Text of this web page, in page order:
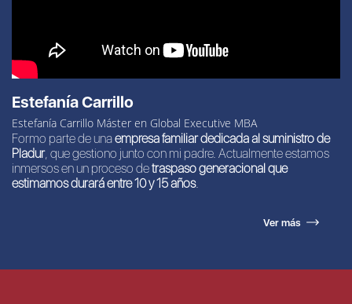
Estefanía Carrillo
Estefanía Carrillo Máster en Global Executive MBA
Formo parte de unaempresa familiar dedicada al suministro de
Pladur, que gestiono junto con mi padre. Actualmente estamos
inmersos en un proceso detraspaso generacional que
estimamos durará entre 10 y 15 años.
Ver más